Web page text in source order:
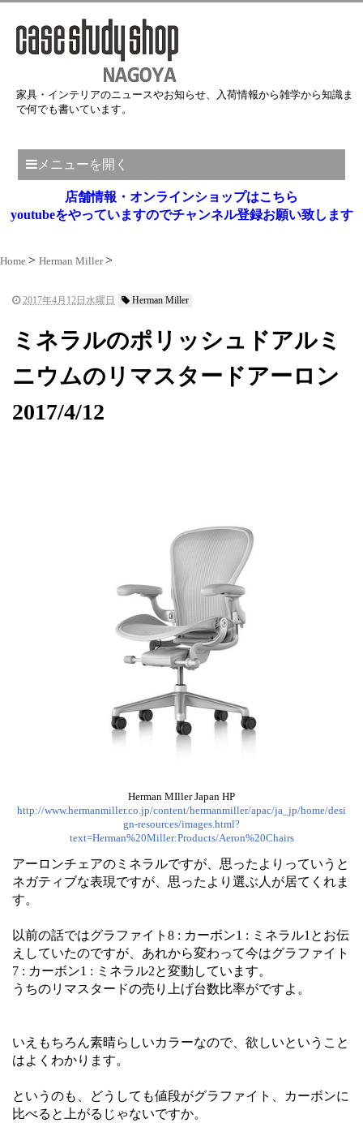
家具・インテリアのニュースやお知らせ、入荷情報から雑学から知識ま
で何でも書いています。
メニューを開く
店舗情報・オンラインショップはこちら
youtubeをやっていますのでチャンネル登録お願い致します
Home Herman Miller
2017年4月12日水曜日 Herman Miller
ミネラルのポリッシュドアルミ
ニウムのリマスタードアーロン
2017/4/12
Herman MIller Japan HP
http://www.hermanmiller.co.jp/content/hermanmiller/apac/ja_jp/home/desi
gn-resources/images.html?
text=Herman%20Miller:Products/Aeron%20Chairs
アーロンチェアのミネラルですが、思ったよりっていうと
ネガティブな表現ですが、思ったより選ぶ人が居てくれま
す。
以前の話ではグラファイト8 : カーボン1 : ミネラル1とお伝
えしていたのですが、あれから変わって今はグラファイト
7 : カーボン1 : ミネラル2と変動しています。
うちのリマスタードの売り上げ台数比率がですよ。
いえもちろん素晴らしいカラーなので、欲しいということ
はよくわかります。
というのも、どうしても値段がグラファイト、カーボンに
比べると上がるじゃないですか。